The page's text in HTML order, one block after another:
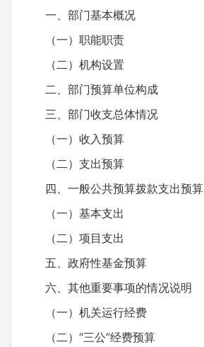
一、部门基本概况
（一）职能职责
（二）机构设置
二、部门预算单位构成
三、部门收支总体情况
（一）收入预算
（二）支出预算
四、一般公共预算拨款支出预算
（一）基本支出
（二）项目支出
五、政府性基金预算
六、其他重要事项的情况说明
（一）机关运行经费
（二）“三公”经费预算